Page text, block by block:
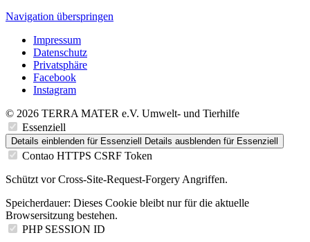
Navigation überspringen
Impressum
Datenschutz
Privatsphäre
Facebook
Instagram
© 2026 TERRA MATER e.V. Umwelt- und Tierhilfe
Essenziell
Details einblenden für Essenziell Details ausblenden für Essenziell
Contao HTTPS CSRF Token
Schützt vor Cross-Site-Request-Forgery Angriffen.
Speicherdauer: Dieses Cookie bleibt nur für die aktuelle
Browsersitzung bestehen.
PHP SESSION ID